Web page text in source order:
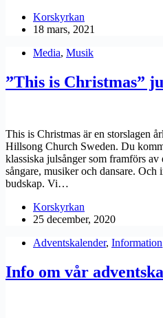
Korskyrkan
18 mars, 2021
Media, Musik
”This is Christmas”
This is Christmas är en storslagen
Hillsong Church Sweden. Du
klassiska julsånger som framförs av
sångare, musiker och dansare.
budskap. Vi…
Korskyrkan
25 december, 2020
Adventskalender, Information
Info om vår